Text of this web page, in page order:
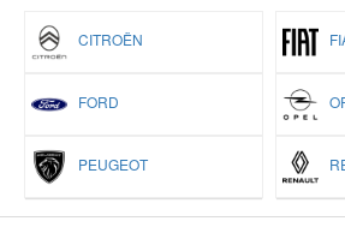
CITROËN
FORD
PEUGEOT